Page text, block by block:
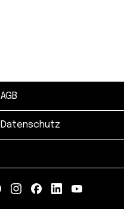
AGB
Datenschutz